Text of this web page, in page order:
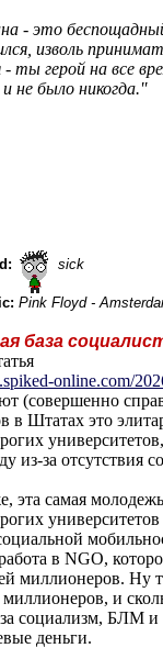
- это
изволь
- ты герой на все
не было никогда.''
sick
Pink Floyd -
база
online.com/
(совершенно
в Штатах это
из-за отсутствия
эта самая
в NGO,
миллионеров. Ну
и
социализм, БЛМ и
деньги.